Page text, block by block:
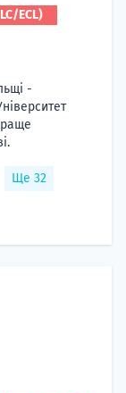
ECL)
-
Ще 32